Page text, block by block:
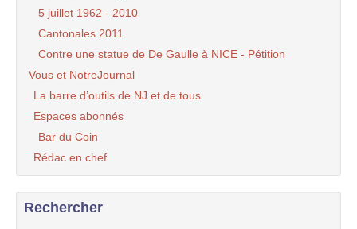
5 juillet 1962 - 2010
Cantonales 2011
Contre une statue de De Gaulle à NICE - Pétition
Vous et NotreJournal
La barre d’outils de NJ et de tous
Espaces abonnés
Bar du Coin
Rédac en chef
Rechercher